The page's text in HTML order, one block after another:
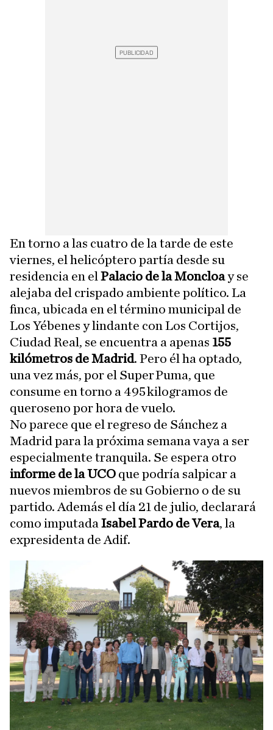
En torno a las cuatro de la tarde de este
viernes, el helicóptero partía desde su
residencia en el Palacio de la Moncloay se
alejaba del crispado ambiente político. La
finca, ubicada en el término municipal de
Los Yébenes y lindante con Los Cortijos,
Ciudad Real, se encuentra a apenas 155
kilómetros de Madrid. Pero él ha optado,
una vez más, por el Super Puma, que
consume en torno a 495 kilogramos de
queroseno por hora de vuelo.
No parece que el regreso de Sánchez a
Madrid para la próxima semana vaya a ser
especialmente tranquila. Se espera otro
informe de la UCO que podría salpicar a
nuevos miembros de su Gobierno o de su
partido. Además el día 21 de julio, declarará
como imputada Isabel Pardo de Vera, la
expresidenta de Adif.